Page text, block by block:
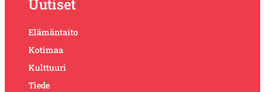
Elämäntaito
Kotimaa
Kulttuuri
Tiede